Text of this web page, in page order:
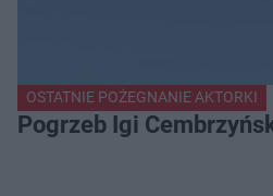
OSTATNIE POŻEGNANIE AKTORKI
Pogrzeb Igi